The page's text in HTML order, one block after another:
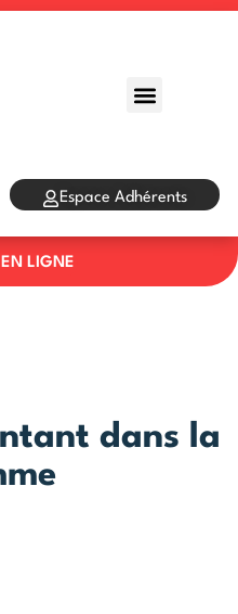
Espace Adhérents
LIGNE
dans la